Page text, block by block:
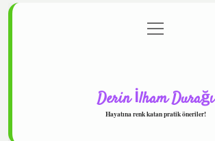
Gizlilik Politikası
menüyü
aç
Derin İlham Durağı
Hayatına renk katan pratik öneriler!